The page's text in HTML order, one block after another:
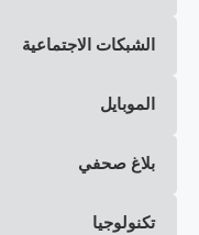
الشبكات الاجتماعية
الموبايل
بلاغ صحفي
تكنولوجيا